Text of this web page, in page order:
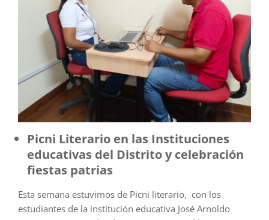
Picni Literario en las Instituciones
educativas del Distrito y celebración
fiestas patrias
Esta semana estuvimos de Picni literario, con los
estudiantes de la institución educativa José Arnoldo